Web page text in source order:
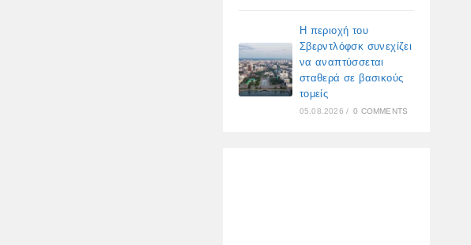
Η περιοχή του
Σβερντλόφσκ συνεχίζει
να αναπτύσσεται
σταθερά σε βασικούς
τομείς
05.08.2026 / 0 COMMENTS